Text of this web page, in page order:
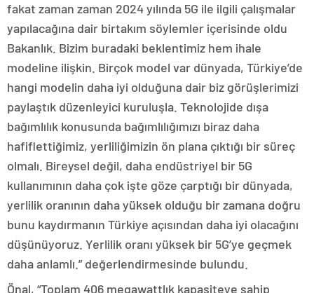
fakat zaman zaman 2024 yılında 5G ile ilgili çalışmalar
yapılacağına dair birtakım söylemler içerisinde oldu
Bakanlık. Bizim buradaki beklentimiz hem ihale
modeline ilişkin. Birçok model var dünyada, Türkiye’de
hangi modelin daha iyi olduğuna dair biz görüşlerimizi
paylaştık düzenleyici kuruluşla. Teknolojide dışa
bağımlılık konusunda bağımlılığımızı biraz daha
hafiflettiğimiz, yerliliğimizin ön plana çıktığı bir süreç
olmalı. Bireysel değil, daha endüstriyel bir 5G
kullanımının daha çok işte göze çarptığı bir dünyada,
yerlilik oranının daha yüksek olduğu bir zamana doğru
bunu kaydırmanın Türkiye açısından daha iyi olacağını
düşünüyoruz. Yerlilik oranı yüksek bir 5G’ye geçmek
daha anlamlı.” değerlendirmesinde bulundu.
Önal, “Toplam 406 megawattlık kapasiteye sahip